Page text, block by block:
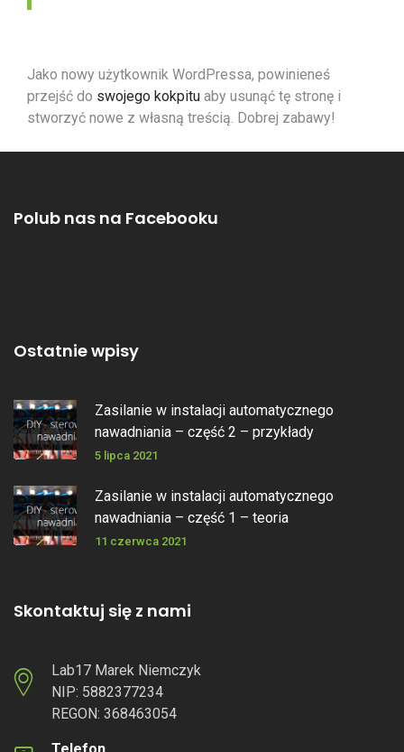
Jako nowy użytkownik WordPressa, powinieneś
przejść do swojego kokpitu aby usunąć tę stronę i
stworzyć nowe z własną treścią. Dobrej zabawy!
Polub nas na Facebooku
Ostatnie wpisy
Zasilanie w instalacji automatycznego
nawadniania – część 2 – przykłady
5 lipca 2021
Zasilanie w instalacji automatycznego
nawadniania – część 1 – teoria
11 czerwca 2021
Skontaktuj się z nami
Lab17 Marek Niemczyk
NIP: 5882377234
REGON: 368463054